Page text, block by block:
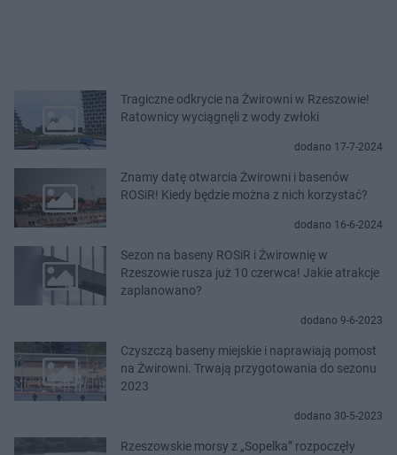
Tragiczne odkrycie na Żwirowni w Rzeszowie!
Ratownicy wyciągnęli z wody zwłoki
dodano 17-7-2024
Znamy datę otwarcia Żwirowni i basenów
ROSiR! Kiedy będzie można z nich korzystać?
dodano 16-6-2024
Sezon na baseny ROSiR i Żwirownię w
Rzeszowie rusza już 10 czerwca! Jakie atrakcje
zaplanowano?
dodano 9-6-2023
Czyszczą baseny miejskie i naprawiają pomost
na Żwirowni. Trwają przygotowania do sezonu
2023
dodano 30-5-2023
Rzeszowskie morsy z „Sopelka” rozpoczęły